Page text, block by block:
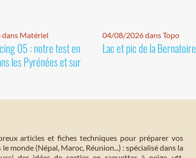
Matériel
05 : notre test en
les Pyrénées et sur
04/08/2026 dans Topo
Lac et pic de la Bernatoire
articles et fiches techniques pour préparer vos
monde (Népal, Maroc, Réunion...) : spécialisé dans la